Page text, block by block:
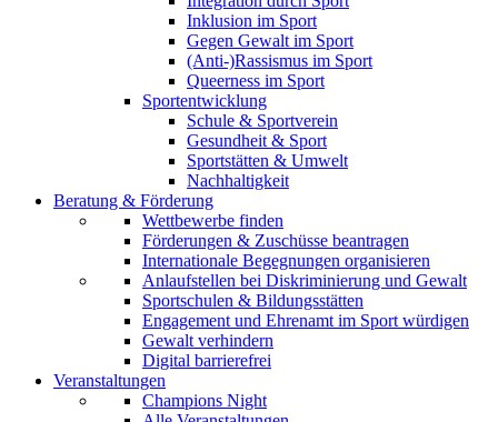
Inklusion im Sport
Gegen Gewalt im Sport
(Anti-)Rassismus im Sport
Queerness im Sport
Sportentwicklung
Schule & Sportverein
Gesundheit & Sport
Sportstätten & Umwelt
Nachhaltigkeit
Beratung & Förderung
Wettbewerbe finden
Förderungen & Zuschüsse beantragen
Internationale Begegnungen organisieren
Anlaufstellen bei Diskriminierung und Gewalt
Sportschulen & Bildungsstätten
Engagement und Ehrenamt im Sport würdigen
Gewalt verhindern
Digital barrierefrei
Veranstaltungen
Champions Night